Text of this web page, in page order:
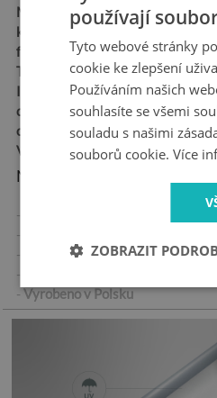
Materiál:matná samolepicí
kanálková fólie „bubble
free“
Tloušťka:100 µm
Ideální pro každého, kdo
chce snadno a trvale
ozdobit své dveře
Vysoká odolnost proti oděru
Nejdůležitější vlastnosti
- Vysoce kvalitní samolepicí
- Žádné vzduchové bubliny při
- Tovární záruka
- Rychlá doba dodání
- Vyrobeno v Polsku
používají
Tyto webové stránky
cookie ke zlepšení
Používáním našich
souhlasíte se všemi
souladu s našimi
souborů cookie.Více
ZOBRAZIT